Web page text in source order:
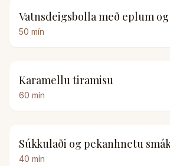
Vatnsdeigsbolla með eplum
50 mín
Karamellu tiramisu
60 mín
Súkkulaði og pekanhnetu
40 mín